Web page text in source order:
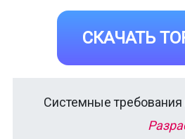
СКАЧАТЬ
Системные